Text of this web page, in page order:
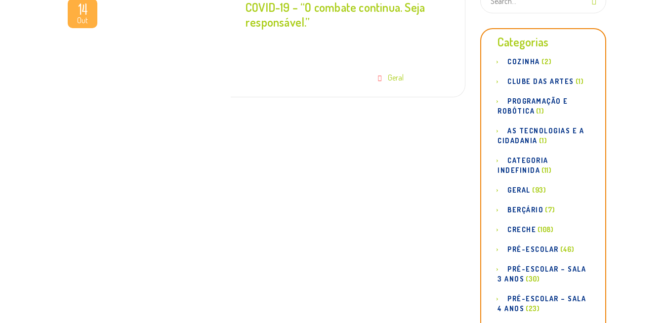
14
Out
COVID-19 – “O combate continua. Seja
responsável.”
Geral
Categorias
COZINHA (2)
CLUBE DAS ARTES (1)
PROGRAMAÇÃO E
ROBÓTICA (1)
AS TECNOLOGIAS E A
CIDADANIA (1)
CATEGORIA
INDEFINIDA (11)
GERAL (93)
BERÇÁRIO (7)
CRECHE (108)
PRÉ-ESCOLAR (46)
PRÉ-ESCOLAR – SALA
3 ANOS (30)
PRÉ-ESCOLAR – SALA
4 ANOS (23)